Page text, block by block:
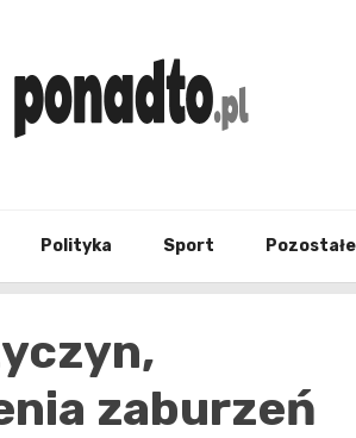
Polityka Sport Pozostałe
zaburzeń